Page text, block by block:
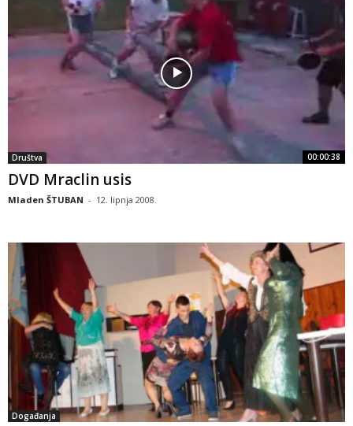
00:00:38
Društva
DVD Mraclin usis
Mladen ŠTUBAN - 12. lipnja 2008.
Događanja